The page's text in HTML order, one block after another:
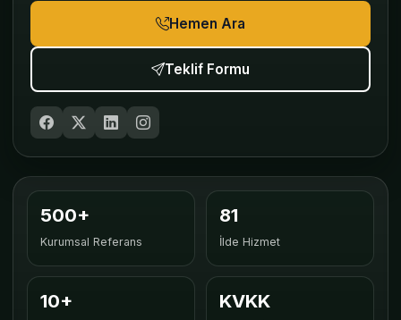
Hemen Ara
Teklif Formu
500+
Kurumsal Referans
81
İlde Hizmet
10+ KVKK